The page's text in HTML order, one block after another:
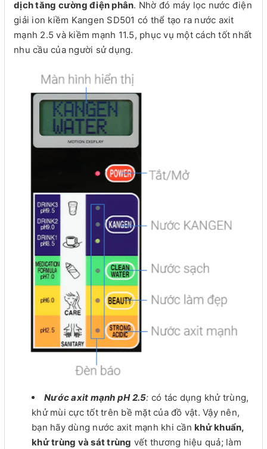
dịch tăng cường điện phân. Nhờ đó máy lọc nước điện
giải ion kiềm Kangen SD501 có thể tạo ra nước axit
mạnh 2.5 và kiềm mạnh 11.5, phục vụ một cách tốt nhất
nhu cầu của người sử dụng.
Nước axit mạnh pH 2.5: có tác dụng khử trùng,
khử mùi cực tốt trên bề mặt của đồ vật. Vậy nên,
bạn hãy dùng nước axit mạnh khi cần khử khuẩn,
khử trùng và sát trùng vết thương hiệu quả; làm